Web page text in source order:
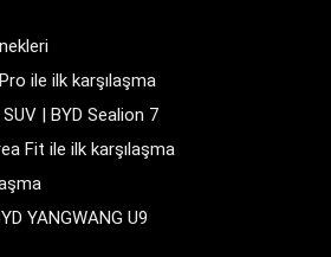
ile ilk karşılaşma
| BYD Sealion 7
Fit ile ilk karşılaşma
YANGWANG U9